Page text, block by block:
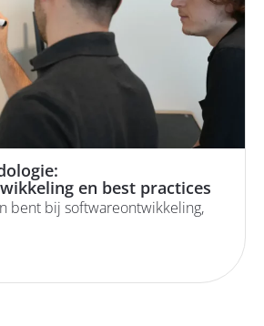
en best practices
bent bij softwareontwikkeling,